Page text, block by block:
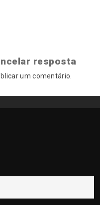
resposta
um comentário.